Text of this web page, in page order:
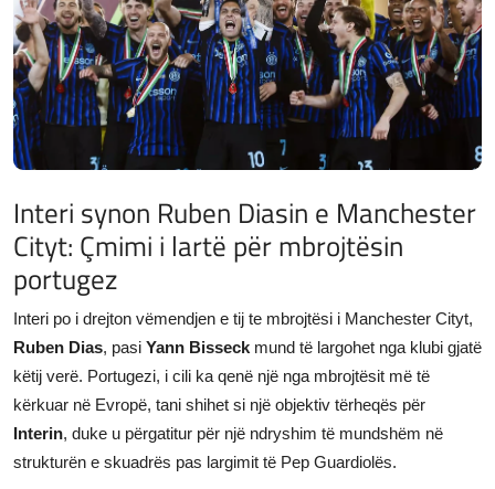
JETA
Gallery
Shqip
Interi synon Ruben Diasin e Manchester
Cityt: Çmimi i lartë për mbrojtësin
portugez
Interi po i drejton vëmendjen e tij te mbrojtësi i Manchester Cityt,
Ruben Dias, pasi Yann Bisseck mund të largohet nga klubi gjatë
këtij verë. Portugezi, i cili ka qenë një nga mbrojtësit më të
kërkuar në Evropë, tani shihet si një objektiv tërheqës për
Interin, duke u përgatitur për një ndryshim të mundshëm në
strukturën e skuadrës pas largimit të Pep Guardiolës.